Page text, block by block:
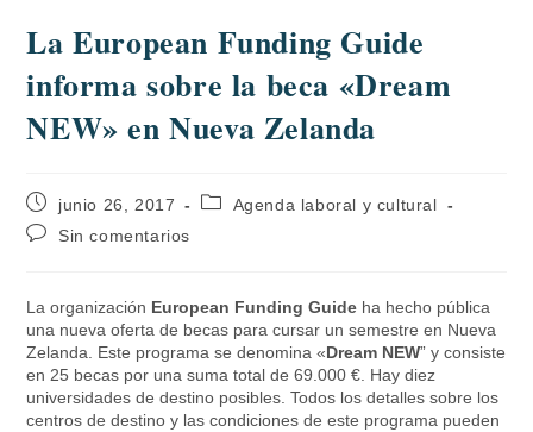
La European Funding Guide
informa sobre la beca «Dream
NEW» en Nueva Zelanda
junio 26, 2017
Agenda laboral y cultural
Sin comentarios
La organización European Funding Guide ha hecho pública
una nueva oferta de becas para cursar un semestre en Nueva
Zelanda. Este programa se denomina «Dream NEW” y consiste
en 25 becas por una suma total de 69.000 €. Hay diez
universidades de destino posibles. Todos los detalles sobre los
centros de destino y las condiciones de este programa pueden